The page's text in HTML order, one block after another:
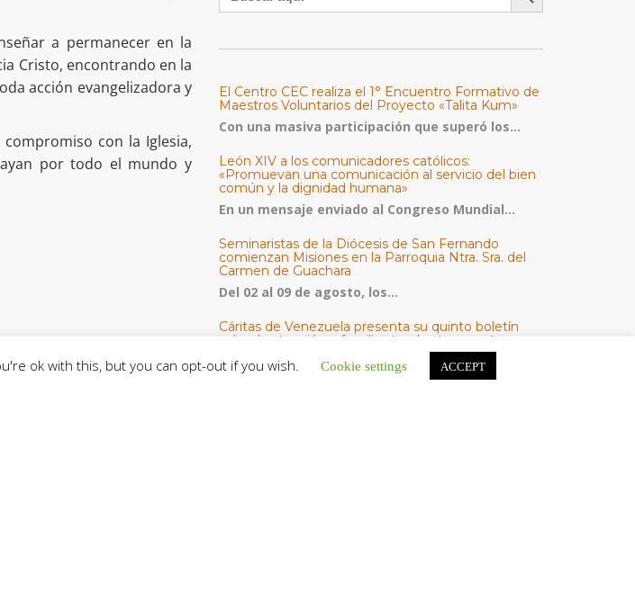
a permanecer en la
Cristo, encontrando en la
acción evangelizadora y
con la Iglesia,
por todo el mundo y
El Centro CEC realiza el 1° Encuentro Formativo de
Maestros Voluntarios del Proyecto «Talita Kum»
Con una masiva participación que superó los...
León XIV a los comunicadores católicos:
«Promuevan una comunicación al servicio del bien
común y la dignidad humana»
En un mensaje enviado al Congreso Mundial...
Seminaristas de la Diócesis de San Fernando
comienzan Misiones en la Parroquia Ntra. Sra. del
Carmen de Guachara
Del 02 al 09 de agosto, los...
Cáritas de Venezuela presenta su quinto boletín
sobre la atención a familias tras los terremotos
Cáritas de Venezuela publicó este martes 4...
ok with this, but you can opt-out if you wish. Cookie settings ACCEPT